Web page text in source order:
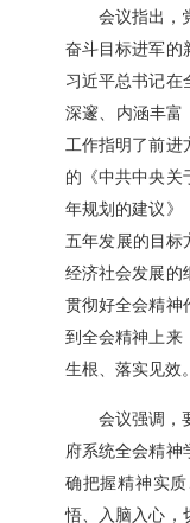
会议指出，
奋斗目标进军的
习近平总书记在
深邃、内涵丰富
工作指明了前进
的《中共中央关
年规划的建议》
五年发展的目标
经济社会发展的
贯彻好全会精神
到全会精神上来
生根、落实见效。
会议强调，
府系统全会精神
确把握精神实
悟、入脑入心，